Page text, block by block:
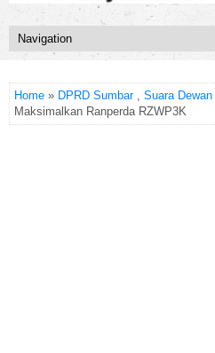
Home » DPRD Sumbar, Suara Dewan
Maksimalkan Ranperda RZWP3K